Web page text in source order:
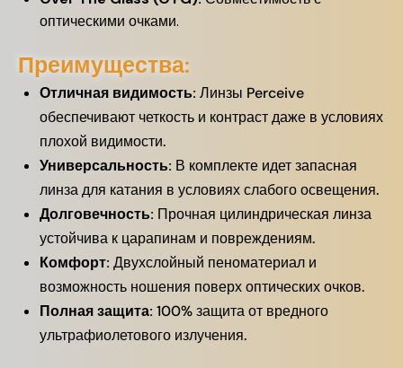
оптическими очками.
Преимущества:
Отличная видимость: Линзы Perceive
обеспечивают четкость и контраст даже в условиях
плохой видимости.
Универсальность: В комплекте идет запасная
линза для катания в условиях слабого освещения.
Долговечность: Прочная цилиндрическая линза
устойчива к царапинам и повреждениям.
Комфорт: Двухслойный пеноматериал и
возможность ношения поверх оптических очков.
Полная защита: 100% защита от вредного
ультрафиолетового излучения.